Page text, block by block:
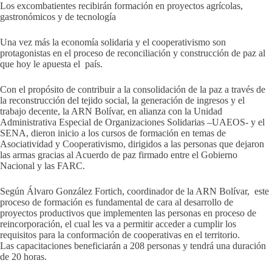
Los excombatientes recibirán formación en proyectos agrícolas,
gastronómicos y de tecnología
Una vez más la economía solidaria y el cooperativismo son
protagonistas en el proceso de reconciliación y construcción de paz al
que hoy le apuesta el país.
Con el propósito de contribuir a la consolidación de la paz a través de
la reconstrucción del tejido social, la generación de ingresos y el
trabajo decente, la ARN Bolívar, en alianza con la Unidad
Administrativa Especial de Organizaciones Solidarias –UAEOS- y el
SENA, dieron inicio a los cursos de formación en temas de
Asociatividad y Cooperativismo, dirigidos a las personas que dejaron
las armas gracias al Acuerdo de paz firmado entre el Gobierno
Nacional y las FARC.
Según Álvaro González Fortich, coordinador de la ARN Bolívar, este
proceso de formación es fundamental de cara al desarrollo de
proyectos productivos que implementen las personas en proceso de
reincorporación, el cual les va a permitir acceder a cumplir los
requisitos para la conformación de cooperativas en el territorio.
Las capacitaciones beneficiarán a 208 personas y tendrá una duración
de 20 horas.